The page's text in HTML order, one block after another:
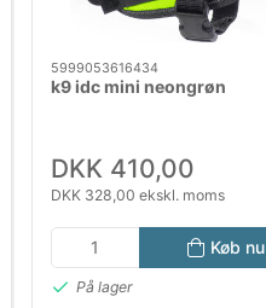
5999053616434
k9 idc mini neongrøn
DKK 410,00
DKK 328,00 ekskl. moms
Køb nu
På lager